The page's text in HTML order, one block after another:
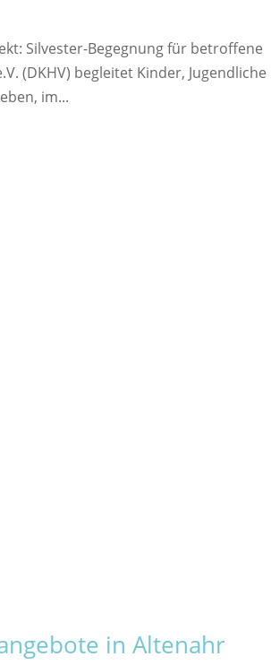
Silvester-Begegnung für betroffene
(DKHV) begleitet Kinder,
im...
in Altenahr